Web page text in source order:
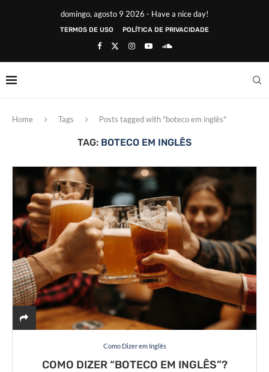
domingo, agosto 9 2026 - Have a nice day!
TERMOS DE USO POLÍTICA DE PRIVACIDADE
Home Tags Posts tagged with "boteco em inglês"
TAG: BOTECO EM INGLÊS
Como Dizer em Inglês
COMO DIZER “BOTECO EM INGLÊS”?